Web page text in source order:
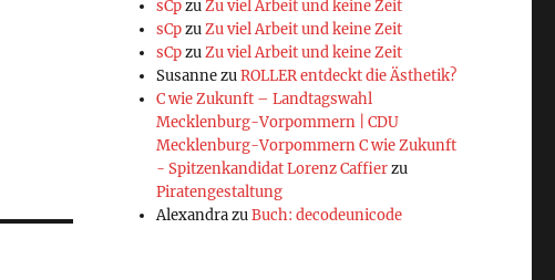
sCpzuZu viel Arbeit und keine Zeit
sCpzuZu viel Arbeit und keine Zeit
sCpzuZu viel Arbeit und keine Zeit
SusannezuROLLER entdeckt die Ästhetik?
C wie Zukunft – Landtagswahl
Mecklenburg-Vorpommern | CDU
Mecklenburg-Vorpommern C wie Zukunft
- Spitzenkandidat Lorenz Caffierzu
Piratengestaltung
AlexandrazuBuch: decodeunicode